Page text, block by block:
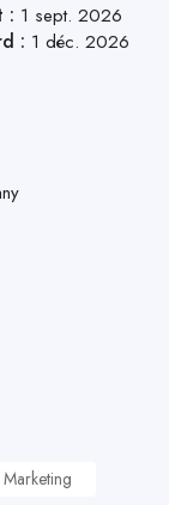
: 1 sept. 2026
: 1 déc. 2026
Marketing